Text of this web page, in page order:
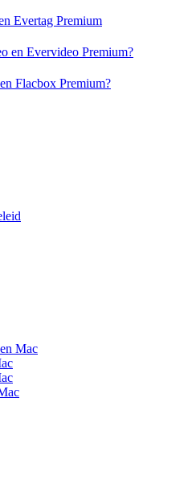
Evertag Premium
en Evervideo Premium?
Flacbox Premium?
Mac